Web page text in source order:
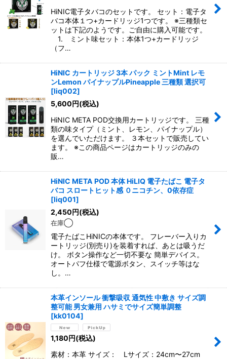
HiNIC電子タバコのセットです。 セット：電子タ
バコ本体１つ+カードリッジ1つです。 ※三種類セ
ットは下記のようです。ご自由に購入可能です。
1. ミント味セット：本体1つ+カードリッジ
（フ…
HiNIC カートリッジ 3本 パック ミントMint レモ
ンLemon パイナップルPineapple 三種類 選択可
[liq002]
5,600円(税込)
HiNIC META POD交換用カートリッジです。 三種
類の味タイプ（ミント、レモン、パイナップル）
を選んでいただけます。 ３本セットで販売してい
ます。 ※この商品ページはカートリッジのみの
販…
HiNIC META POD 本体 HiLIQ 電子たばこ 電子タ
バコ スロートヒット感 ０ニコチン、0依存症
[liq001]
2,450円(税込)
在庫◯
電子たばこHiNICの本体です。 フレーバー入りカ
ートリッジ(別売り)を装着すれば、あとは吸うだ
け。 ボタン操作など一切不要な 簡単デバイス。
オートパフ仕様で電源ボタン、スイッチ等はな
し。…
本革インソール 衝撃吸収 通気性 中敷き サイズ調
整可能 男女兼用 ハサミでサイズ簡単調整
[kk0104]
1,180円(税込)
素材：本革 サイズ： Lサイズ：24cm〜27cm